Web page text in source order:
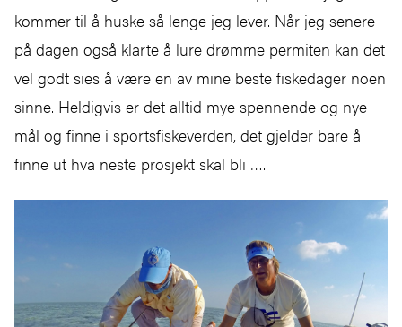
kommer til å huske så lenge jeg lever. Når jeg senere
på dagen også klarte å lure drømme permiten kan det
vel godt sies å være en av mine beste fiskedager noen
sinne. Heldigvis er det alltid mye spennende og nye
mål og finne i sportsfiskeverden, det gjelder bare å
finne ut hva neste prosjekt skal bli ….